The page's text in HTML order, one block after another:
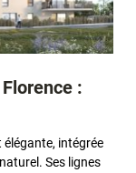
:
intégrée
Ses lignes